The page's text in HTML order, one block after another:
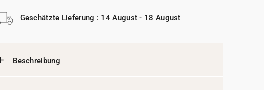
Geschätzte Lieferung : 14 August - 18 August
Beschreibung